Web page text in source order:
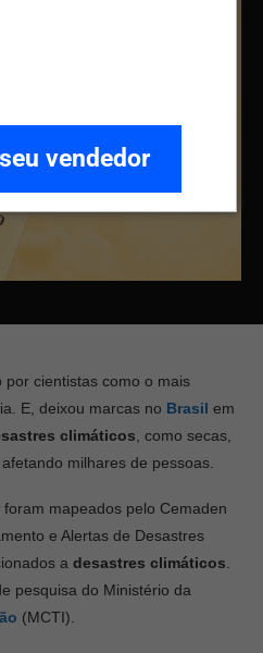
vendedor
cientistas como o mais
E, deixou marcas no Brasil em
climáticos , como secas,
milhares de pessoas.
mapeados pelo Cemaden
e Alertas de Desastres
a desastres climáticos
pesquisa do Ministério da
(MCTI).